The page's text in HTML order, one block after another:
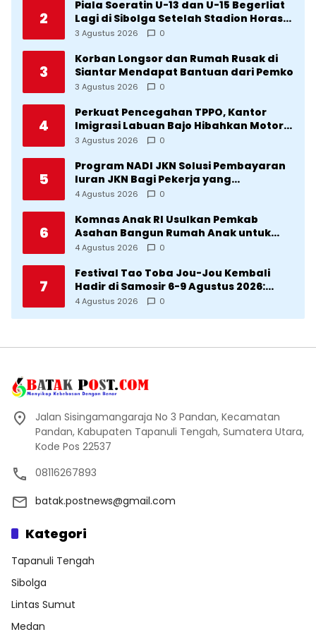
2
Piala Soeratin U-13 dan U-15 Begerliat
Lagi di Sibolga Setelah Stadion Horas
Direvitalisasi Wali Kota
3 Agustus 2026 0
3
Korban Longsor dan Rumah Rusak di
Siantar Mendapat Bantuan dari Pemko
3 Agustus 2026 0
4
Perkuat Pencegahan TPPO, Kantor
Imigrasi Labuan Bajo Hibahkan Motor
Operasional ke Lima Desa di
3 Agustus 2026 0
5
Program NADI JKN Solusi Pembayaran
Iuran JKN Bagi Pekerja yang
Penghasilannya Tidak Tetap
4 Agustus 2026 0
6
Komnas Anak RI Usulkan Pemkab
Asahan Bangun Rumah Anak untuk
Korban Kekerasan
4 Agustus 2026 0
7
Festival Tao Toba Jou-Jou Kembali
Hadir di Samosir 6-9 Agustus 2026:
Datang Saksikan Kemeriahan dan Raih
4 Agustus 2026 0
Jalan Sisingamangaraja No 3 Pandan, Kecamatan
Pandan, Kabupaten Tapanuli Tengah, Sumatera Utara,
Kode Pos 22537
08116267893
batak.postnews@gmail.com
Kategori
Tapanuli Tengah
Sibolga
Lintas Sumut
Medan